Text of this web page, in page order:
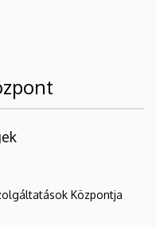
Központja